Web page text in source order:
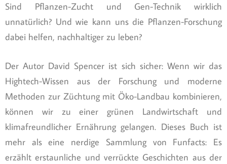
Sind Pflanzen-Zucht und Gen-Technik wirklich
unnatürlich? Und wie kann uns die Pflanzen-Forschung
dabei helfen, nachhaltiger zu leben?
Der Autor David Spencer ist sich sicher: Wenn wir das
Hightech-Wissen aus der Forschung und moderne
Methoden zur Züchtung mit Öko-Landbau kombinieren,
können wir zu einer grünen Landwirtschaft und
klimafreundlicher Ernährung gelangen. Dieses Buch ist
mehr als eine nerdige Sammlung von Funfacts: Es
erzählt erstaunliche und verrückte Geschichten aus der